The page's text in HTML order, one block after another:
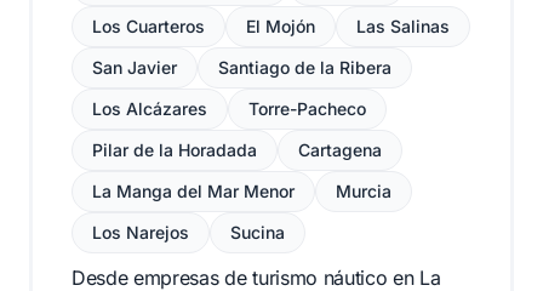
Los Cuarteros
El Mojón
Las Salinas
San Javier
Santiago de la Ribera
Los Alcázares
Torre-Pacheco
Pilar de la Horadada
Cartagena
La Manga del Mar Menor
Murcia
Los Narejos
Sucina
Desde empresas de turismo náutico en La